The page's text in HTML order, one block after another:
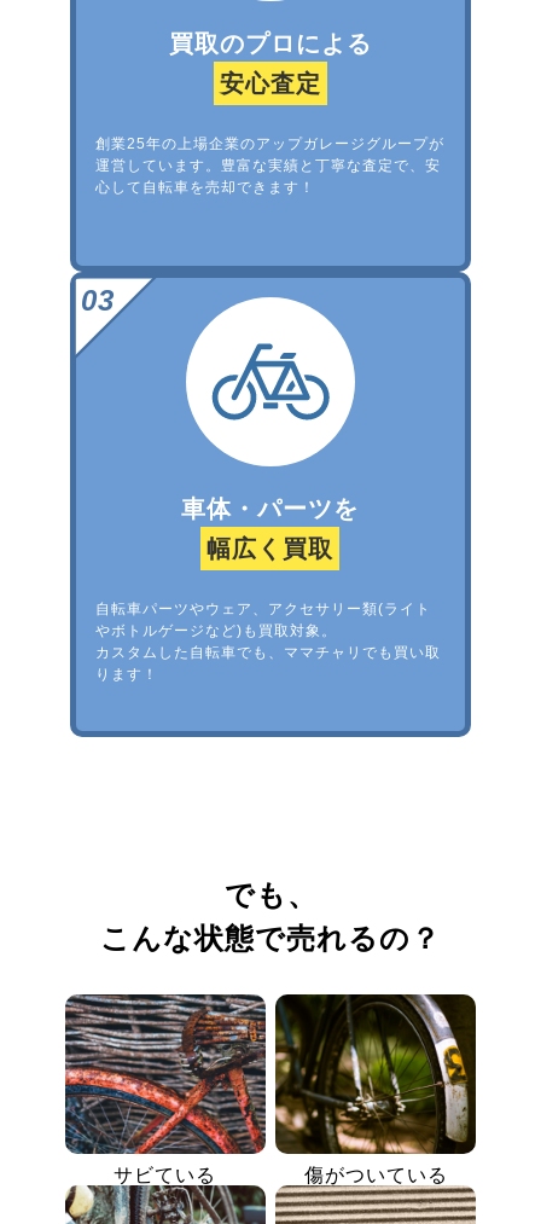
買取のプロによる
安心査定
創業25年の上場企業のアップガレージグループが
運営しています。豊富な実績と丁寧な査定で、安
心して自転車を売却できます！
車体・パーツを
幅広く買取
自転車パーツやウェア、アクセサリー類(ライト
やボトルゲージなど)も買取対象。
カスタムした自転車でも、ママチャリでも買い取
ります！
でも、
こんな状態で売れるの？
サビている 傷がついている